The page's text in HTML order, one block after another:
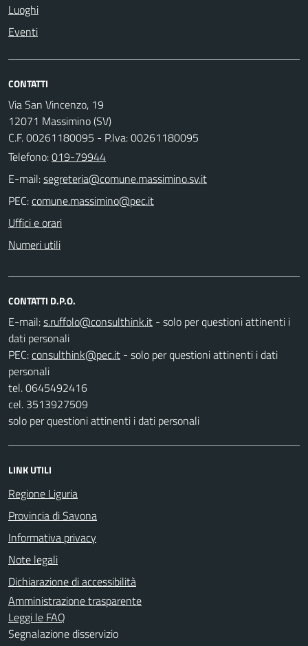
Luoghi
Eventi
CONTATTI
Via San Vincenzo, 19
12071 Massimino (SV)
C.F. 00261180095 - P.Iva: 00261180095
Telefono:019-79944
E-mail:
PEC:
Uffici e orari
Numeri utili
CONTATTI D.P.O.
E-mail:
- solo per questioni attinenti i
dati personali
PEC:
- solo per questioni attinenti i dati
personali
tel. 0645492416
cel. 3513927509
solo per questioni attinenti i dati personali
LINK UTILI
Regione Liguria
Provincia di Savona
Informativa privacy
Note legali
Dichiarazione di accessibilità
Amministrazione trasparente
Leggi le FAQ
Segnalazione disservizio